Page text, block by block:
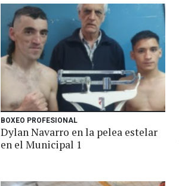
BOXEO PROFESIONAL
Dylan Navarro en la pelea estelar
en el Municipal 1